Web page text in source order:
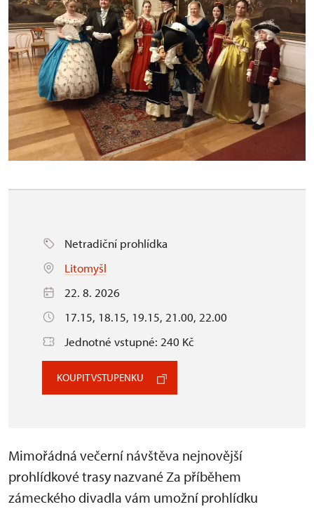
Netradiční prohlídka
Litomyšl
22. 8. 2026
17.15, 18.15, 19.15, 21.00, 22.00
Jednotné vstupné: 240 Kč
KOUPIT VSTUPENKU
Mimořádná večerní návštěva nejnovější
prohlídkové trasy nazvané Za příběhem
zámeckého divadla vám umožní prohlídku